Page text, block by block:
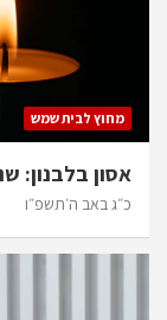
מחוץ לבית שמש
אסון בלבנון:
כ״ג באב ה׳תשפ״ו